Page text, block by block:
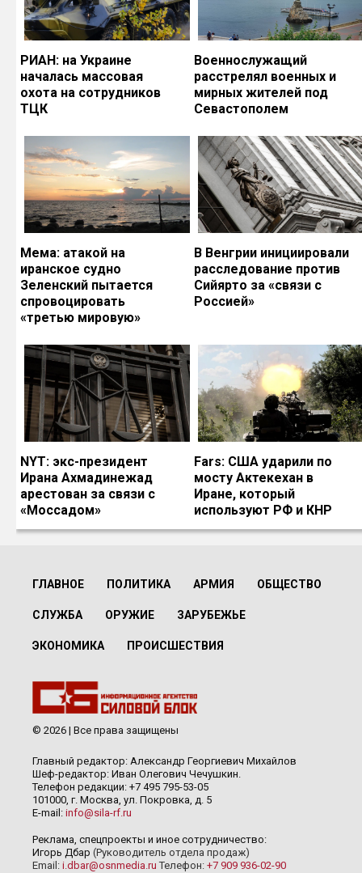
РИАН: на Украине
началась массовая
охота на сотрудников
ТЦК
Военнослужащий
расстрелял военных и
мирных жителей под
Севастополем
Мема: атакой на
иранское судно
Зеленский пытается
спровоцировать
«третью мировую»
В Венгрии инициировали
расследование против
Сийярто за «связи с
Россией»
NYT: экс-президент
Ирана Ахмадинежад
арестован за связи с
«Моссадом»
Fars: США ударили по
мосту Актекехан в
Иране, который
используют РФ и КНР
ГЛАВНОЕ ПОЛИТИКА АРМИЯ ОБЩЕСТВО
СЛУЖБА ОРУЖИЕ ЗАРУБЕЖЬЕ
ЭКОНОМИКА ПРОИСШЕСТВИЯ
© 2026 | Все права защищены
Главный редактор: Александр Георгиевич Михайлов
Шеф-редактор: Иван Олегович Чечушкин.
Телефон редакции: +7 495 795-53-05
101000, г. Москва, ул. Покровка, д. 5
E-mail: info@sila-rf.ru
Реклама, спецпроекты и иное сотрудничество:
Игорь Дбар (Руководитель отдела продаж)
Email: i.dbar@osnmedia.ru Телефон: +7 909 936-02-90